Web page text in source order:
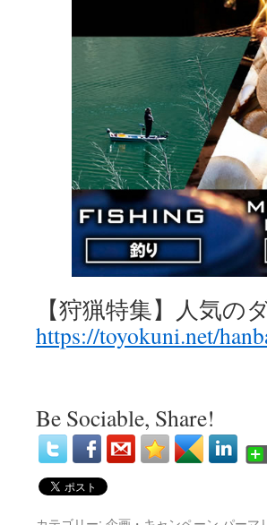
【狩猟特集】人気
https://toyokuni.net/
Be Sociable, Share!